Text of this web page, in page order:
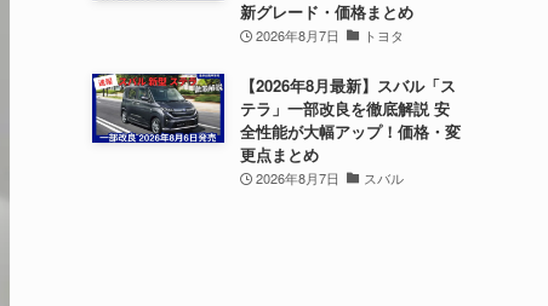
新グレード・価格まとめ
2026年8月7日 トヨタ
【2026年8月最新】スバル「ス
テラ」一部改良を徹底解説 安
全性能が大幅アップ！価格・変
更点まとめ
2026年8月7日 スバル